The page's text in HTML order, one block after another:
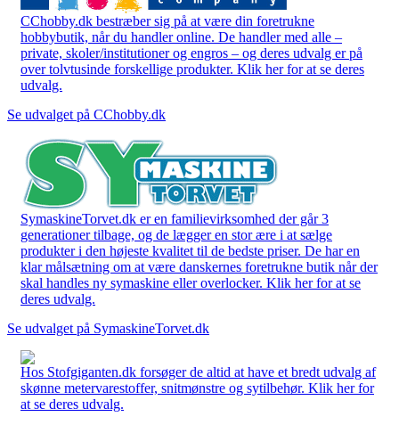
CChobby.dk bestræber sig på at være din foretrukne
hobbybutik, når du handler online. De handler med alle –
private, skoler/institutioner og engros – og deres udvalg er på
over tolvtusinde forskellige produkter. Klik her for at se deres
udvalg.
Se udvalget på CChobby.dk
SymaskineTorvet.dk er en familievirksomhed der går 3
generationer tilbage, og de lægger en stor ære i at sælge
produkter i den højeste kvalitet til de bedste priser. De har en
klar målsætning om at være danskernes foretrukne butik når der
skal handles ny symaskine eller overlocker. Klik her for at se
deres udvalg.
Se udvalget på SymaskineTorvet.dk
Hos Stofgiganten.dk forsøger de altid at have et bredt udvalg af
skønne metervarestoffer, snitmønstre og sytilbehør. Klik her for
at se deres udvalg.